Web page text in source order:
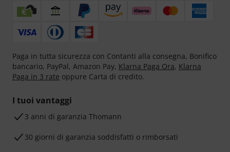
Paga in tutta sicurezza con Contanti alla consegna, Bonifico
bancario, PayPal, Amazon Pay, Klarna Paga Ora, Klarna
Paga in 3 rate oppure Carta di credito.
I tuoi vantaggi
3 anni di garanzia Thomann
30 giorni di garanzia soddisfatti o rimborsati